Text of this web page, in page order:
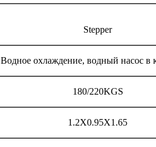
Stepper
Водное охлаждение, водный насос в
180/220KGS
1.2X0.95X1.65